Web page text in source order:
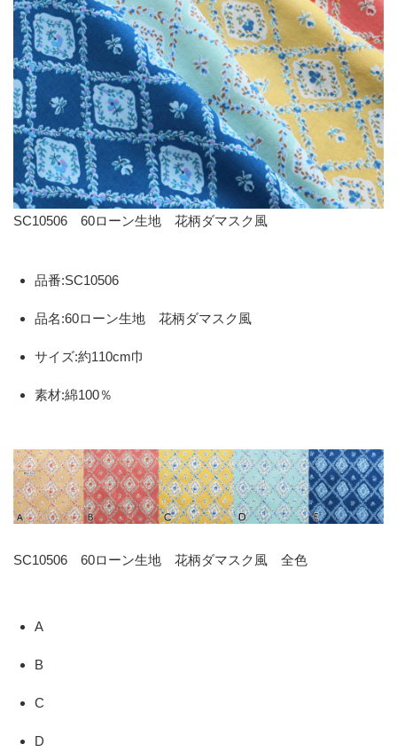
SC10506 60ローン生地 花柄ダマスク風
品番:SC10506
品名:60ローン生地 花柄ダマスク風
サイズ:約110cm巾
素材:綿100％
SC10506 60ローン生地 花柄ダマスク風 全色
A
B
C
D